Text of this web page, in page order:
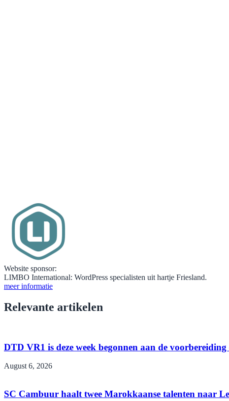
Website sponsor:
LIMBO International: WordPress specialisten uit hartje Friesland.
meer informatie
Relevante artikelen
DTD VR1 is deze week begonnen aan de
August 6, 2026
SC Cambuur haalt twee Marokkaanse talenten naar